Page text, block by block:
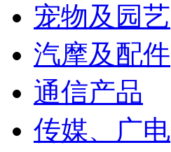
宠物及园艺
汽摩及配件
通信产品
传媒、广电